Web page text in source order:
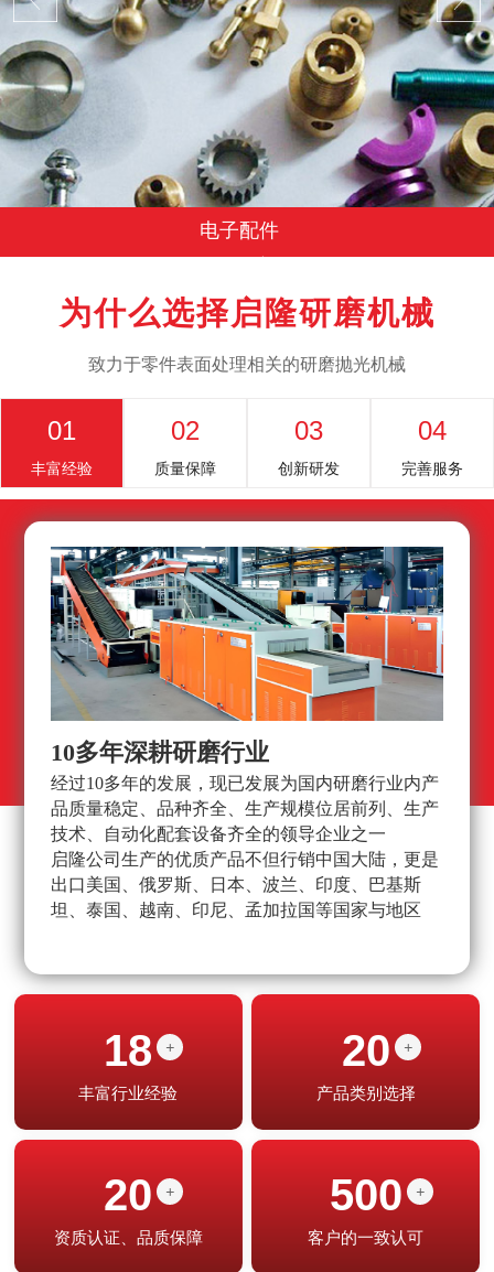
电子配件
为什么选择启隆研磨机械
致力于零件表面处理相关的研磨抛光机械
01
丰富经验
02
质量保障
03
创新研发
04
完善服务
10多年深耕研磨行业
经过10多年的发展，现已发展为国内研磨行业内产
品质量稳定、品种齐全、生产规模位居前列、生产
技术、自动化配套设备齐全的领导企业之一
启隆公司生产的优质产品不但行销中国大陆，更是
出口美国、俄罗斯、日本、波兰、印度、巴基斯
坦、泰国、越南、印尼、孟加拉国等国家与地区
高
18 +
丰富行业经验
20 +
产品类别选择
20 +
资质认证、品质保障
500 +
客户的一致认可